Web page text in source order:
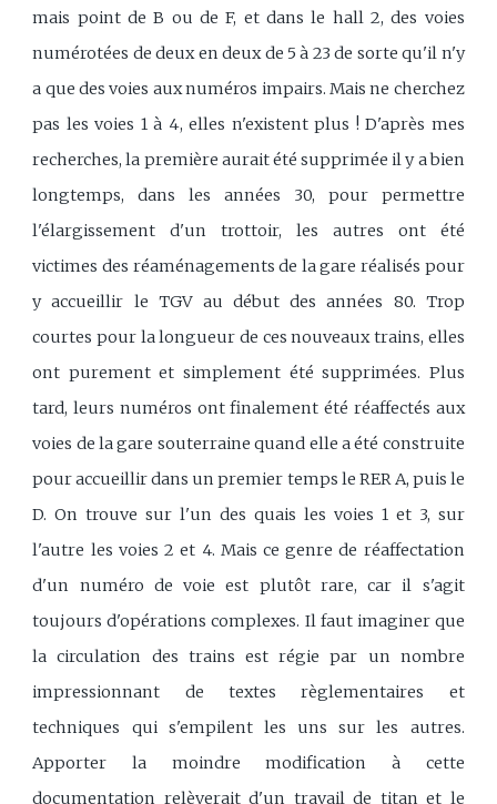
mais point de B ou de F, et dans le hall 2, des voies
numérotées de deux en deux de 5 à 23 de sorte qu'il n'y
a que des voies aux numéros impairs. Mais ne cherchez
pas les voies 1 à 4, elles n'existent plus ! D'après mes
recherches, la première aurait été supprimée il y a bien
longtemps, dans les années 30, pour permettre
l'élargissement d'un trottoir, les autres ont été
victimes des réaménagements de la gare réalisés pour
y accueillir le TGV au début des années 80. Trop
courtes pour la longueur de ces nouveaux trains, elles
ont purement et simplement été supprimées. Plus
tard, leurs numéros ont finalement été réaffectés aux
voies de la gare souterraine quand elle a été construite
pour accueillir dans un premier temps le RER A, puis le
D. On trouve sur l'un des quais les voies 1 et 3, sur
l'autre les voies 2 et 4. Mais ce genre de réaffectation
d'un numéro de voie est plutôt rare, car il s'agit
toujours d'opérations complexes. Il faut imaginer que
la circulation des trains est régie par un nombre
impressionnant de textes règlementaires et
techniques qui s'empilent les uns sur les autres.
Apporter la moindre modification à cette
documentation relèverait d'un travail de titan et le